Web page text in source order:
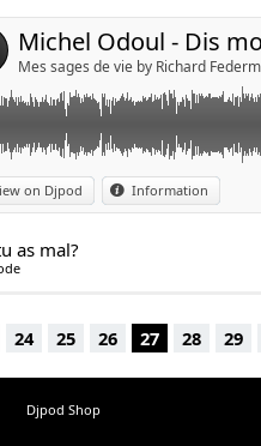
classe tant qu'à faire.
de nos désirs alimentaires c’est
des aspects de nos différences et
Michel Odoul - Dis
Mes sages de vie by Richard
on Djpod Information
Odoul s’est appuyé sur toutes les
de reconstituer ce lien qui
afin de pouvoir répondre à cette
aujourd’hui.
institut.fr/
as mal?
24 25 26 27 28 29
Djpod Shop